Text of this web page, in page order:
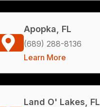
Apopka, FL
(689) 288-8136
Learn More
Land O' Lakes, FL